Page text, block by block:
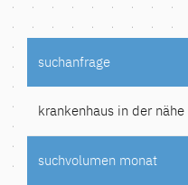
krankenhaus in der nähe